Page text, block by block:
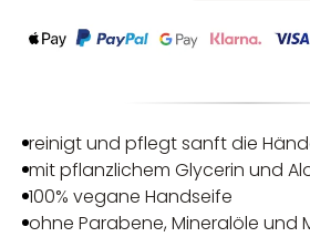
reinigt und pflegt sanft die
mit pflanzlichem Glycerin und
100% vegane Handseife
ohne Parabene, Mineralöle und